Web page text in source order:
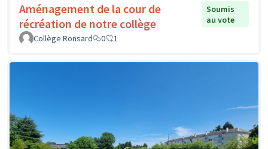
Aménagement de la cour de
récréation de notre collège
Soumis
au vote
Collège Ronsard
0 1